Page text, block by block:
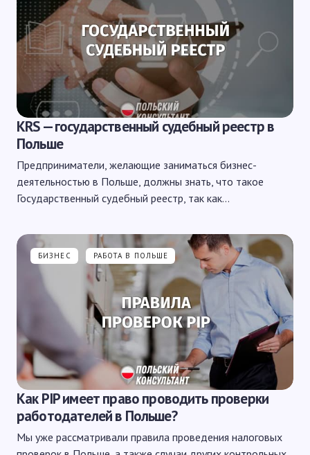
KRS — государственный судебный реестр в
Польше
Предприниматели, желающие заниматься бизнес-
деятельностью в Польше, должны знать, что такое
Государственный судебный реестр, так как…
БИЗНЕС РАБОТА В ПОЛЬШЕ
Как PIP имеет право проводить проверки
работодателей в Польше?
Мы уже рассматривали правила проведения налоговых